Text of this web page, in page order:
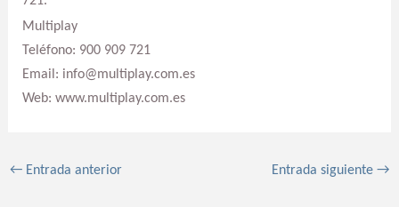
Multiplay
Teléfono: 900 909 721
Email: info@multiplay.com.es
Web: www.multiplay.com.es
←Entrada anterior Entrada siguiente→